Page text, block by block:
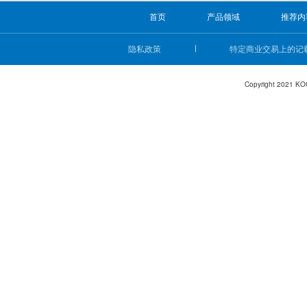
首页 产品领域 推荐
隐私政策 特定商业交易上的记
Copyright 2021